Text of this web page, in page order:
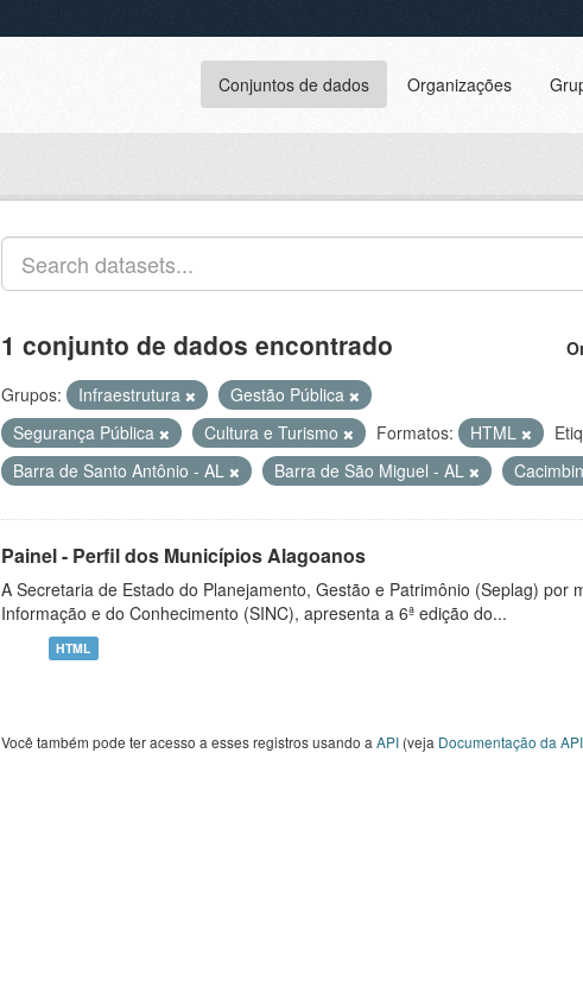
Conjuntos de dados Organizações
1 conjunto de dados encontrado
Grupos: Infraestrutura
Gestão Pública
Segurança Pública
Cultura e Turismo Formatos: HTML
Barra de Santo Antônio - AL
Barra de São Miguel - AL
Painel - Perfil dos Municípios Alagoanos
A Secretaria de Estado do Planejamento, Gestão e Patrimônio (Seplag) por
Informação e do Conhecimento (SINC), apresenta a 6ª edição do...
HTML
Você também pode ter acesso a esses registros usando a API (veja Documentação da API